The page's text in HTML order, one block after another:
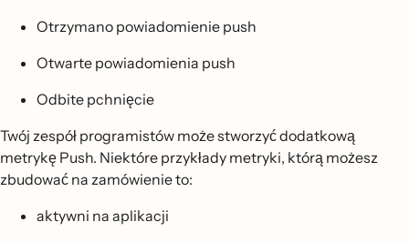
Otrzymano powiadomienie push
Otwarte powiadomienia push
Odbite pchnięcie
Twój zespół programistów może stworzyć dodatkową
metrykę Push. Niektóre przykłady metryki, którą możesz
zbudować na zamówienie to:
aktywni na aplikacji